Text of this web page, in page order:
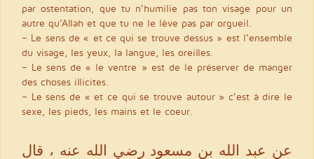
par ostentation, que tu n’humilie pas ton visage pour un
autre qu’Allah et que tu ne le lève pas par orgueil.
– Le sens de « et ce qui se trouve dessus » est l’ensemble
du visage, les yeux, la langue, les oreilles.
– Le sens de « le ventre » est de le préserver de manger
des choses illicites.
– Le sens de « et ce qui se trouve autour » c’est à dire le
sexe, les pieds, les mains et le coeur.
عن عبد الله بن مسعود رضي الله عنه ، قال